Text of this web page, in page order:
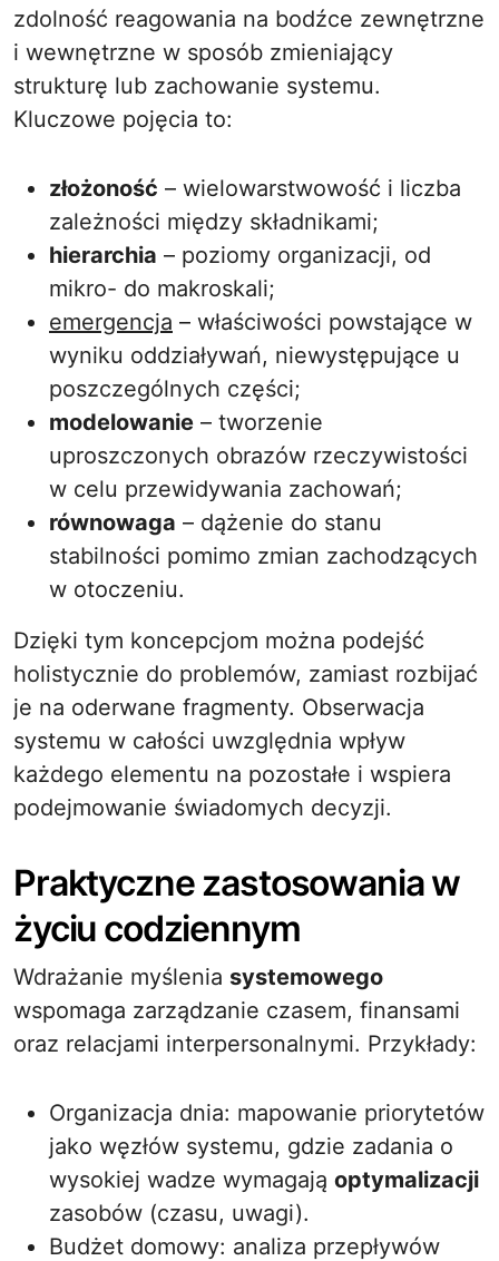
zdolność reagowania na bodźce zewnętrzne
i wewnętrzne w sposób zmieniający
strukturę lub zachowanie systemu.
Kluczowe pojęcia to:
złożoność – wielowarstwowość i liczba
zależności między składnikami;
hierarchia – poziomy organizacji, od
mikro- do makroskali;
emergencja – właściwości powstające w
wyniku oddziaływań, niewystępujące u
poszczególnych części;
modelowanie – tworzenie
uproszczonych obrazów rzeczywistości
w celu przewidywania zachowań;
równowaga – dążenie do stanu
stabilności pomimo zmian zachodzących
w otoczeniu.
Dzięki tym koncepcjom można podejść
holistycznie do problemów, zamiast rozbijać
je na oderwane fragmenty. Obserwacja
systemu w całości uwzględnia wpływ
każdego elementu na pozostałe i wspiera
podejmowanie świadomych decyzji.
Praktyczne zastosowania w
życiu codziennym
Wdrażanie myślenia systemowego
wspomaga zarządzanie czasem, finansami
oraz relacjami interpersonalnymi. Przykłady:
Organizacja dnia: mapowanie priorytetów
jako węzłów systemu, gdzie zadania o
wysokiej wadze wymagają optymalizacji
zasobów (czasu, uwagi).
Budżet domowy: analiza przepływów